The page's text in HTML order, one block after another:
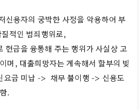
신용자의 궁박한 사정을 악용하여 부
적인 범죄행위로,
현금을 융통해 주는 행위가 사실상 고
며, 대출희망자는 계속해서 할부의 빚
요금 미납 -> 채무 불이행 -> 신용도
.